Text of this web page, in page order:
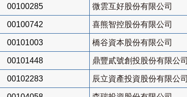
00100285 微雲互好股份有限公司
00100742 喜熊智控股份有限公司
00101003 橋谷資本股份有限公司
00101448 鼎豐貳號創投股份有限公司
00102283 辰立資產投資股份有限公司